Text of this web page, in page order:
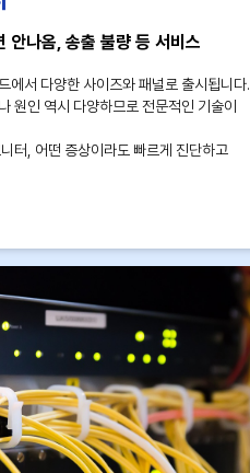
안나옴, 송출 불량 등 서비스
에서 다양한 사이즈와 패널로 출시됩니다.
원인 역시 다양하므로 전문적인 기술이
터, 어떤 증상이라도 빠르게 진단하고